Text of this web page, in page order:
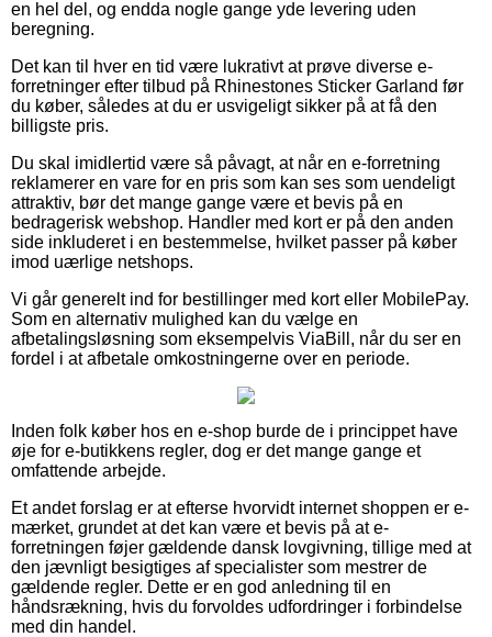
en hel del, og endda nogle gange yde levering uden
beregning.
Det kan til hver en tid være lukrativt at prøve diverse e-
forretninger efter tilbud på Rhinestones Sticker Garland før
du køber, således at du er usvigeligt sikker på at få den
billigste pris.
Du skal imidlertid være så påvagt, at når en e-forretning
reklamerer en vare for en pris som kan ses som uendeligt
attraktiv, bør det mange gange være et bevis på en
bedragerisk webshop. Handler med kort er på den anden
side inkluderet i en bestemmelse, hvilket passer på køber
imod uærlige netshops.
Vi går generelt ind for bestillinger med kort eller MobilePay.
Som en alternativ mulighed kan du vælge en
afbetalingsløsning som eksempelvis ViaBill, når du ser en
fordel i at afbetale omkostningerne over en periode.
Inden folk køber hos en e-shop burde de i princippet have
øje for e-butikkens regler, dog er det mange gange et
omfattende arbejde.
Et andet forslag er at efterse hvorvidt internet shoppen er e-
mærket, grundet at det kan være et bevis på at e-
forretningen føjer gældende dansk lovgivning, tillige med at
den jævnligt besigtiges af specialister som mestrer de
gældende regler. Dette er en god anledning til en
håndsrækning, hvis du forvoldes udfordringer i forbindelse
med din handel.